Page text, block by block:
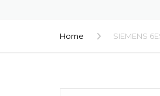
Home SIEMENS